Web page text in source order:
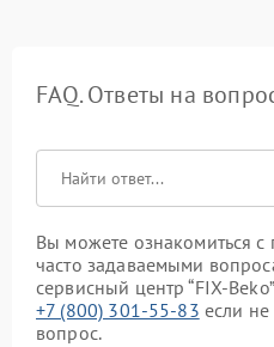
FAQ. Ответы на
Вы можете ознакомиться
часто задаваемыми
сервисный центр “FIX-
+7 (800) 301-55-83 если
вопрос.